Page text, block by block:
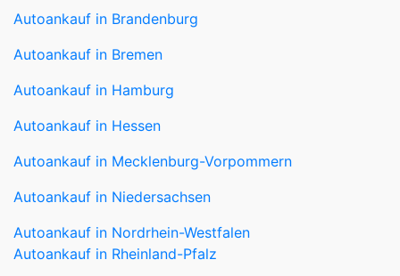
Autoankauf in Hamburg
Autoankauf in Hessen
Autoankauf in Mecklenburg-Vorpommern
Autoankauf in Niedersachsen
Autoankauf in Nordrhein-Westfalen
Autoankauf in Rheinland-Pfalz
Autoankauf in Saarland
Autoankauf in Sachsen